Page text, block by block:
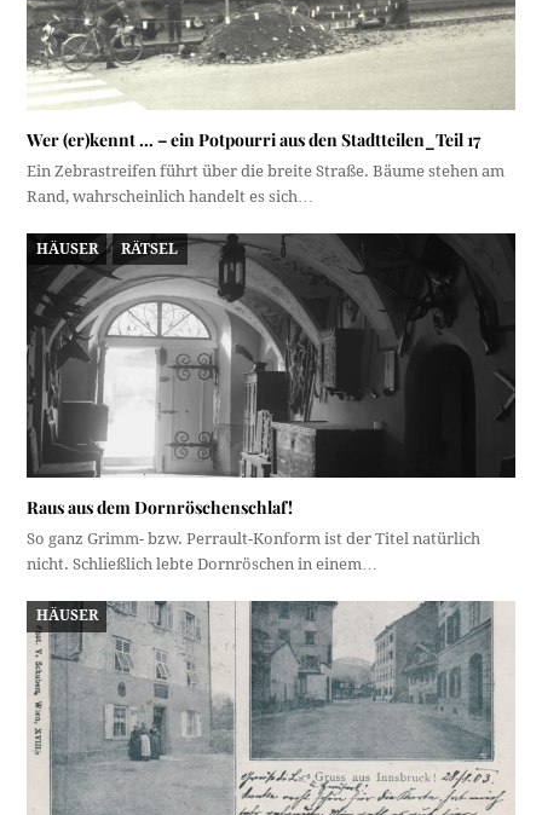
Wer (er)kennt … – ein Potpourri aus den Stadtteilen_Teil 17
Ein Zebrastreifen führt über die breite Straße. Bäume stehen am
Rand, wahrscheinlich handelt es sich…
HÄUSER RÄTSEL
Raus aus dem Dornröschenschlaf!
So ganz Grimm- bzw. Perrault-Konform ist der Titel natürlich
nicht. Schließlich lebte Dornröschen in einem…
HÄUSER